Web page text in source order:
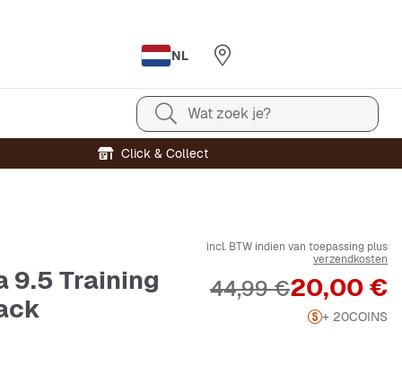
NL
Wat zoek je?
Click & Collect
9.5 Training
incl. BTW indien van toepassing plus
verzendkosten
Prijs
20,00 €
Originele Prijs
44,99 €
+ 20COINS